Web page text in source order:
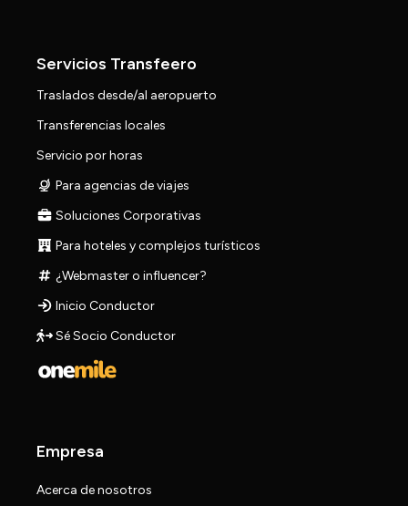
Servicios Transfeero
Traslados desde/al aeropuerto
Transferencias locales
Servicio por horas
Para agencias de viajes
Soluciones Corporativas
Para hoteles y complejos turísticos
¿Webmaster o influencer?
Inicio Conductor
Sé Socio Conductor
Empresa
Acerca de nosotros